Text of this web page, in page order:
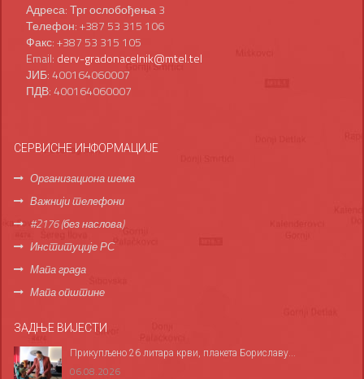
Адреса: Трг ослобођења 3
Телефон: +387 53 315 106
Факс: +387 53 315 105
Email: derv-gradonacelnik@mtel.tel
ЈИБ: 400164060007
ПДВ: 400164060007
СЕРВИСНЕ ИНФОРМАЦИЈЕ
Организациона шема
Важнији телефони
#2176 (без наслова)
Институције РС
Мапа града
Мапа општине
ЗАДЊЕ ВИЈЕСТИ
Прикупљено 26 литара крви, плакета Бориславу...
06.08.2026